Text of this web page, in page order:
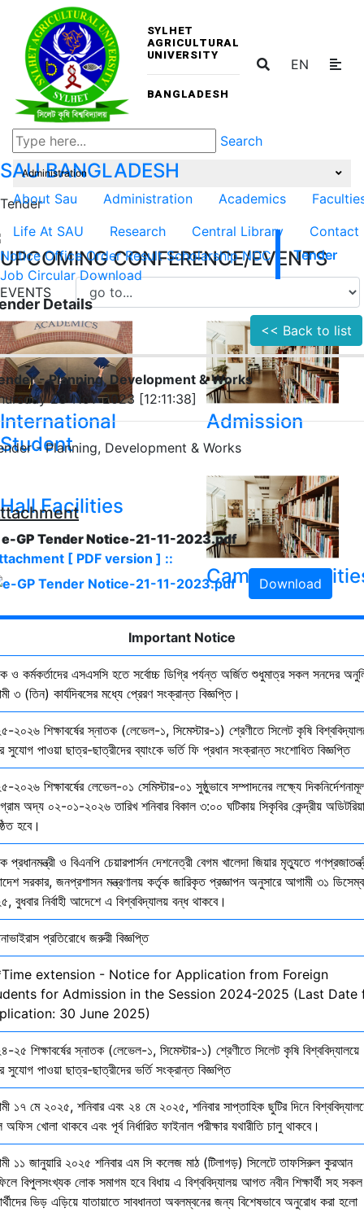
SYLHET
AGRICULTURAL
UNIVERSITY
BANGLADESH
EN
Search
SAUBANGLADESH
About Sau Administration Academics
Life At SAU
Research Central Library Contact
UPCOMING CONFERENCE/EVENTS
EVENTS
International
Student
Admission
Hall Facilities
Campus
Show More Results
Administration
Tender
Notice Office Order Result Scholarship NOC
Tender
Job Circular Download
Details
<< Back to list
- Planning, Development & Works
23-Nov-2023 [12:11:38]
- Planning, Development & Works
e-GP Tender Notice-21-11-2023.pdf
[ PDF version ] ::
Download
Important Notice
ও কর্মকর্তাদের এসএসসি হতে সর্বোচ্চ ডিগ্রি পর্যন্ত অর্জিত শুধুমাত্র সকল সনদের
৩ (তিন) কার্যদিবসের মধ্যে প্রেরণ সংক্রান্ত বিজ্ঞপ্তি।
২০২৬ শিক্ষাবর্ষের স্নাতক (লেভেল-১, সিমেস্টার-১) শ্রেণীতে সিলেট কৃষি
সুযোগ পাওয়া ছাত্র-ছাত্রীদের ব্যাংকে ভর্তি ফি প্রধান সংক্রান্ত সংশোধিত বিজ্ঞপ্তি
২০২৬ শিক্ষাবর্ষের লেভেল-০১ সেমিস্টার-০১ সুষ্ঠুভাবে সম্পাদনের লক্ষ্যে
অদ্য ০২-০১-২০২৬ তারিখ শনিবার বিকাল ৩:০০ ঘটিকায় সিকৃবির কেন্দ্রীয়
হবে।
প্রধানমন্ত্রী ও বিএনপি চেয়ারপার্সন দেশনেত্রী বেগম খালেদা জিয়ার মৃত্যুতে
সরকার, জনপ্রশাসন মন্ত্রণালয় কর্তৃক জারিকৃত প্রজ্ঞাপন অনুসারে আগামী ৩১
বুধবার নির্বাহী আদেশে এ বিশ্ববিদ্যালয় বন্ধ থাকবে।
প্রতিরোধে জরুরী বিজ্ঞপ্তি
extension - Notice for Application from Foreign
for Admission in the Session 2024-2025 (Last Date
30 June 2025)
২৫ শিক্ষাবর্ষের স্নাতক (লেভেল-১, সিমেস্টার-১) শ্রেণীতে সিলেট কৃষি বিশ্ববিদ্যালয়ে
সুযোগ পাওয়া ছাত্র-ছাত্রীদের ভর্তি সংক্রান্ত বিজ্ঞপ্তি
১৭ মে ২০২৫, শনিবার এবং ২৪ মে ২০২৫, শনিবার সাপ্তাহিক ছুটির দিনে
খোলা থাকবে এবং পূর্ব নির্ধারিত ফাইনাল পরীক্ষার যথারীতি চালু থাকবে।
১১ জানুয়ারি ২০২৫ শনিবার এম সি কলেজ মাঠ (টিলাগড়) সিলেটে তাফসিরুল কুরআন
বিপুলসংখ্যক লোক সমাগম হবে বিধায় এ বিশ্ববিদ্যালয় আগত নবীন শিক্ষার্থী সহ সকল
ভিড় এড়িয়ে যাতায়াতে সাবধানতা অবলম্বনের জন্য বিশেষভাবে অনুরোধ করা হলো